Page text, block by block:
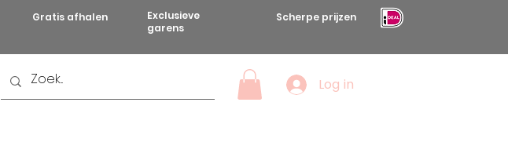
Gratis afhalen
Exclusieve
garens
Scherpe prijzen
Log in